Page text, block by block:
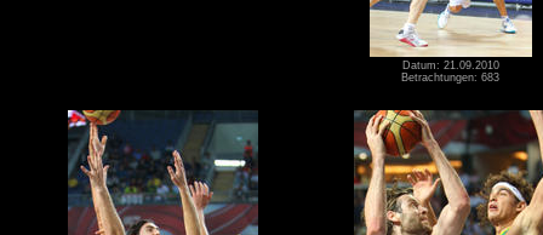
Datum: 21.09.2010
Betrachtungen: 683